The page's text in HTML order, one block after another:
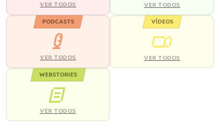
VER TODOS VER TODOS
PODCASTS
VER TODOS
VÍDEOS
VER TODOS
WEBSTORIES
VER TODOS